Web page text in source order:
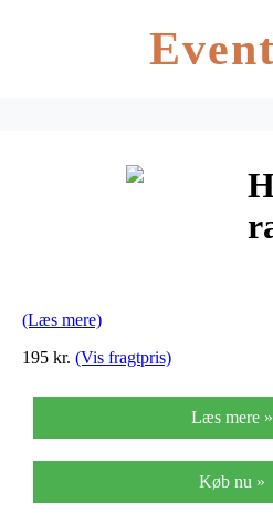
(Læs mere)
195 kr. (Vis fragtpris)
Læs mere »
Køb nu »